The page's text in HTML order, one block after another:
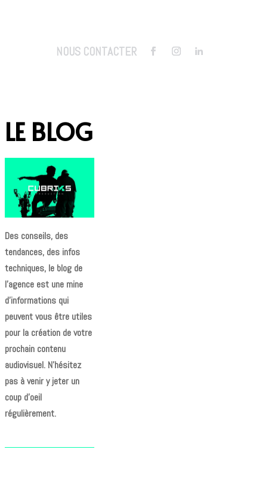
NOUS CONTACTER
LE BLOG
Des conseils, des
tendances, des infos
techniques, le blog de
l’agence est une mine
d’informations qui
peuvent vous être utiles
pour la création de votre
prochain contenu
audiovisuel. N’hésitez
pas à venir y jeter un
coup d’oeil
régulièrement.